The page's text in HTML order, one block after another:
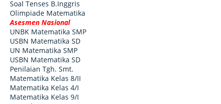
Soal Tenses B.Inggris
Olimpiade Matematika
Asesmen Nasional
UNBK Matematika SMP
USBN Matematika SD
UN Matematika SMP
USBN Matematika SD
Penilaian Tgh. Smt.
Matematika Kelas 8/II
Matematika Kelas 4/I
Matematika Kelas 9/I